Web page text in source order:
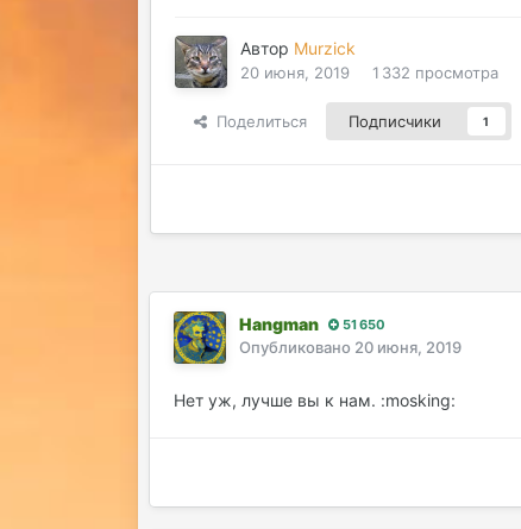
Автор Murzick
20 июня, 2019 1 332 просмотра
Поделиться Подписчики 1
Hangman 51 650
Опубликовано 20 июня, 2019
Нет уж, лучше вы к нам. :mosking: